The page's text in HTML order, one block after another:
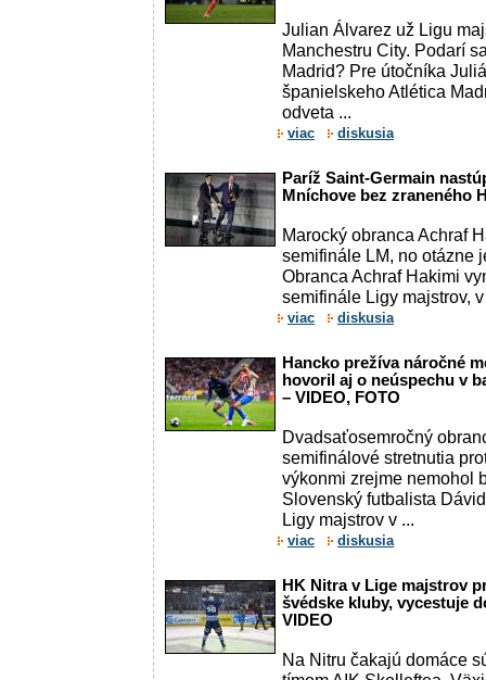
Julian Álvarez už Ligu
Manchestru City. Podarí
Madrid? Pre útočníka
španielskeho Atlética
odveta ...
viac diskusia
Paríž Saint-Germain
Mníchove bez zraneného
Marocký obranca Achraf
semifinále LM, no otázne
Obranca Achraf Hakimi
semifinále Ligy majstrov,
viac diskusia
Hancko prežíva náročné
hovoril aj o neúspechu v
– VIDEO, FOTO
Dvadsaťosemročný
semifinálové stretnutia
výkonmi zrejme nemohol
Slovenský futbalista
Ligy majstrov v ...
viac diskusia
HK Nitra v Lige majstrov
švédske kluby, vycestuje
VIDEO
Na Nitru čakajú domáce